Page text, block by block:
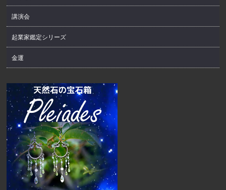
講演会
起業家鑑定シリーズ
金運